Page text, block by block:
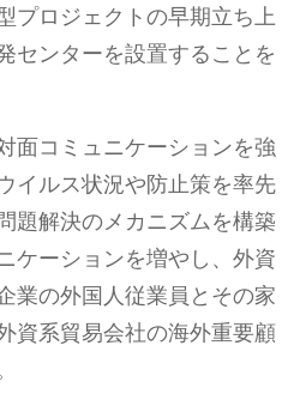
プロジェクトの早期立ち上
センターを設置することを
面コミュニケーションを強
イルス状況や防止策を率先
題解決のメカニズムを構築
ケーションを増やし、外資
業の外国人従業員とその家
資系貿易会社の海外重要顧